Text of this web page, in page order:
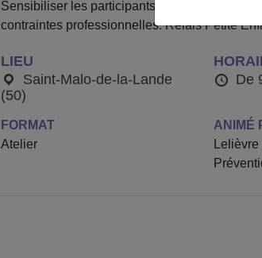
Sensibiliser les participants aux facteurs de
contraintes professionnelles. Relais Petite
LIEU
Saint-Malo-de-la-Lande
(50)
De
FORMAT
Atelier
ANIMÉ